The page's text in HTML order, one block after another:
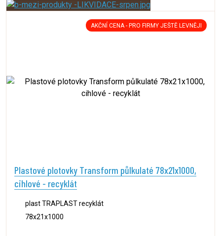
AKČNÍ CENA - PRO FIRMY JEŠTĚ LEVNĚJI
Plastové plotovky Transform půlkulaté 78x21x1000,
cihlové - recyklát
plast TRAPLAST recyklát
78x21x1000